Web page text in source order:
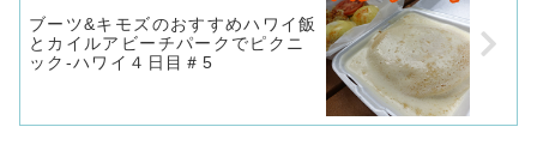
ブーツ&キモズのおすすめハワイ飯
とカイルアビーチパークでピクニ
ック-ハワイ４日目＃5